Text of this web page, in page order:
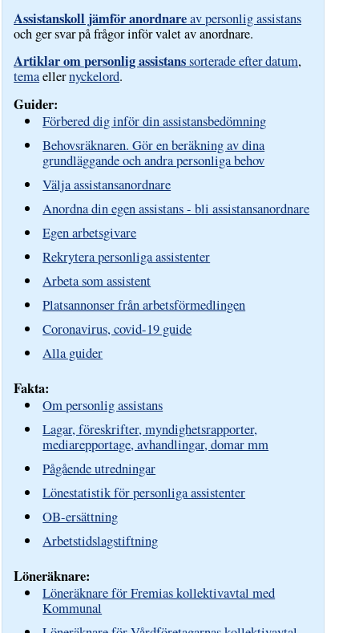
Assistanskoll jämför anordnareav personlig assistans
och ger svar på frågor inför valet av anordnare.
Artiklar om personlig assistanssorterade efter datum,
temaellernyckelord.
Guider:
Förbered dig inför din assistansbedömning
Behovsräknaren. Gör en beräkning av dina
grundläggande och andra personliga behov
Välja assistansanordnare
Anordna din egen assistans - bli assistansanordnare
Egen arbetsgivare
Rekrytera personliga assistenter
Arbeta som assistent
Platsannonser från arbetsförmedlingen
Coronavirus, covid-19 guide
Alla guider
Fakta:
Om personlig assistans
Lagar, föreskrifter, myndighetsrapporter,
mediarepportage, avhandlingar, domar mm
Pågående utredningar
Lönestatistik för personliga assistenter
OB-ersättning
Arbetstidslagstiftning
Löneräknare:
Löneräknare för Fremias kollektivavtal med
Kommunal